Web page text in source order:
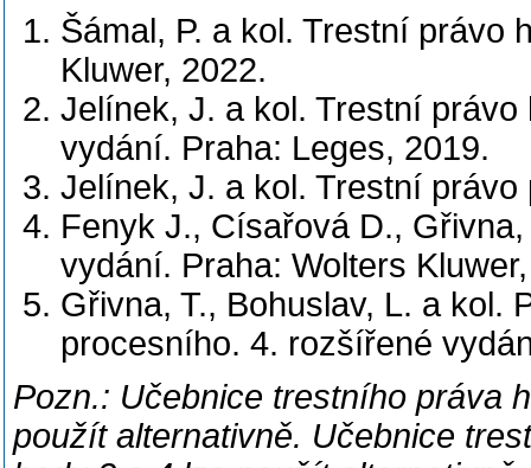
Šámal, P. a kol. Trestní právo
Kluwer, 2022.
Jelínek, J. a kol. Trestní
vydání. Praha: Leges, 2019.
Jelínek, J. a kol. Trestní
Fenyk J., Císařová D.,
vydání. Praha: Wolters
Gřivna, T., Bohuslav, L. a kol.
procesního. 4. rozšířené
Pozn.: Učebnice trestního práva
použít alternativně. Učebnice